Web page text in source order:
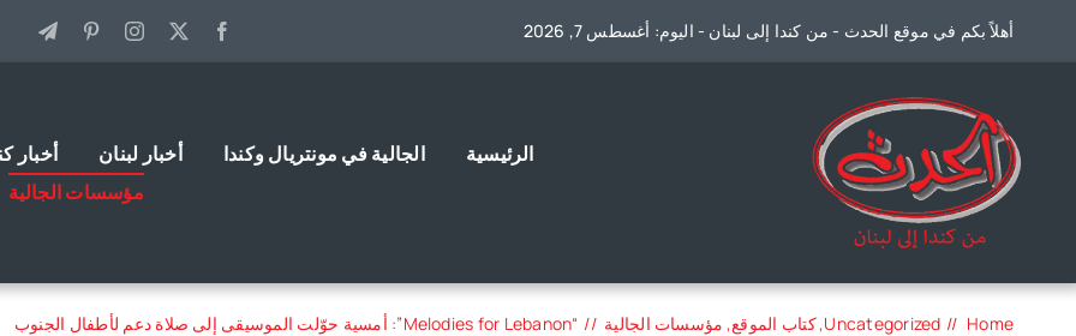
أهلاً بكم في موقع الحدث - من كندا إلى لبنان - اليوم: أغسطس 7, 2026
الرئيسية الجالية في مونتريال وكندا أخبار لبنان أخبار
مؤسسات الجالية
Home
Uncategorized كتاب الموقع مؤسسات الجالية “Melodies for Lebanon”: أمسية حوّلت الموسيقى إلى صلاة دعم لأطفال الجنوب